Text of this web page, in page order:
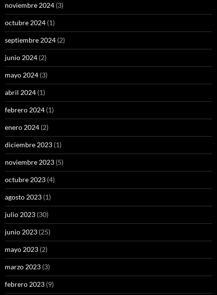
noviembre 2024 (3)
octubre 2024 (1)
septiembre 2024 (2)
junio 2024 (2)
mayo 2024 (3)
abril 2024 (1)
febrero 2024 (1)
enero 2024 (2)
diciembre 2023 (1)
noviembre 2023 (5)
octubre 2023 (4)
agosto 2023 (1)
julio 2023 (30)
junio 2023 (25)
mayo 2023 (2)
marzo 2023 (3)
febrero 2023 (9)